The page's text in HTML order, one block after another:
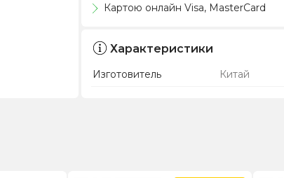
Картою онлайн Visa, MasterCard
Характеристики
Изготовитель Китай